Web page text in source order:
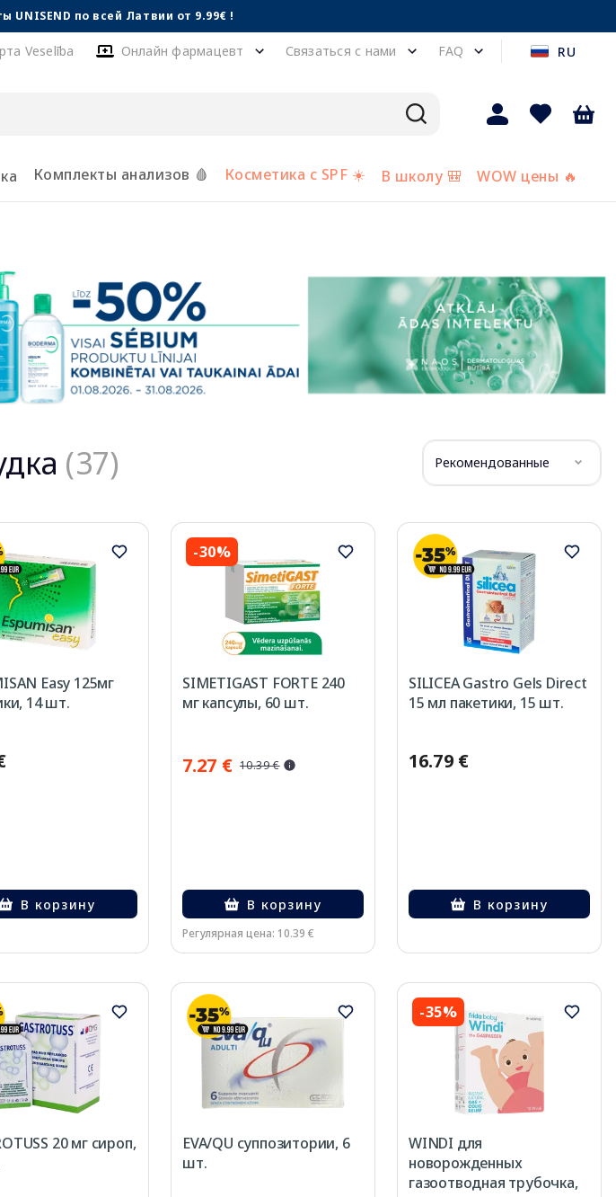
UNISEND по всей Латвии от 9.99€ !
Veselība Онлайн фармацевт Связаться с нами FAQ RU
Комплекты анализов 🩸 Косметика с SPF ☀️ В школу 🎒 WOW цены 🔥
(37) Рекомендованные
Easy 125мг
14 шт.
В корзину
-30%
SIMETIGAST FORTE 240
мг капсулы, 60 шт.
7.27 € 10.39 €
В корзину
Регулярная цена: 10.39 €
SILICEA Gastro Gels Direct
15 мл пакетики, 15 шт.
16.79 €
В корзину
20 мг сироп,
EVA/QU суппозитории, 6
шт.
-35%
WINDI для
новорожденных
газоотводная трубочка,